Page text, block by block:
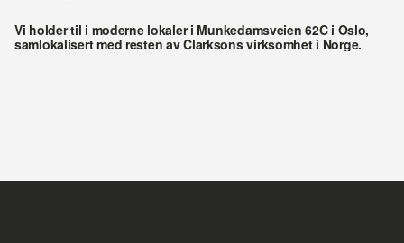
Vi holder til i moderne lokaler i Munkedamsveien 62C i Oslo,
samlokalisert med resten av Clarksons virksomhet i Norge.